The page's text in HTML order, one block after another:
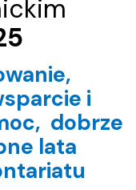
i
dobrze
lata